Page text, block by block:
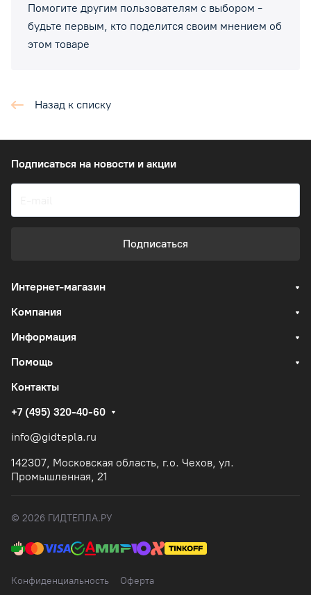
Помогите другим пользователям с выбором -
будьте первым, кто поделится своим мнением об
этом товаре
Назад к списку
Подписаться на новости и акции
Подписаться
Интернет-магазин
Компания
Информация
Помощь
Контакты
+7 (495) 320-40-60
info@gidtepla.ru
142307, Московская область, г.о. Чехов, ул.
Промышленная, 21
© 2026 ГИДТЕПЛА.РУ
Конфиденциальность Оферта